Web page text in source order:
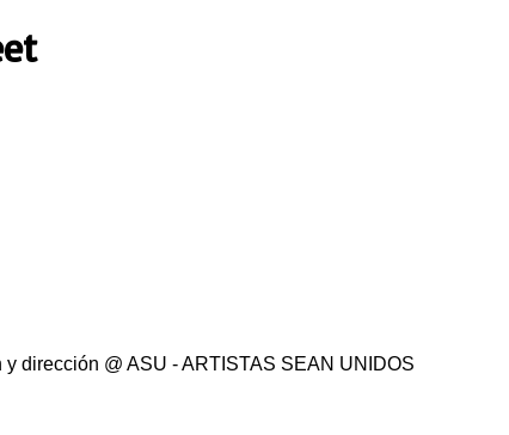
dirección @ ASU - ARTISTAS SEAN UNIDOS